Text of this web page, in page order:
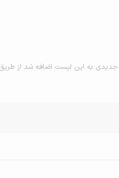
جدیدی به این لیست اضافه شد از